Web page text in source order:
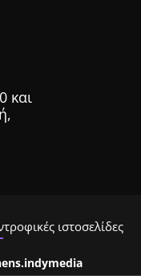
και
ιστοσελίδες